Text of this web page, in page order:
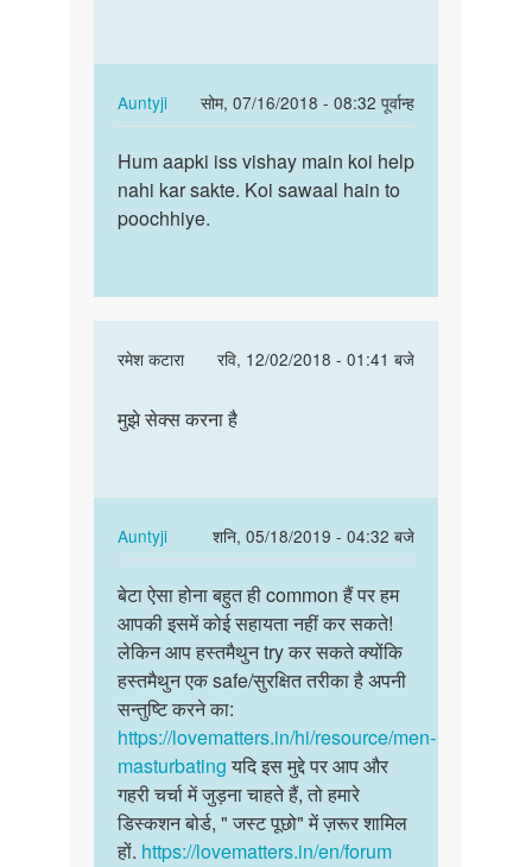
apki
kya
by
Auntyji
hu
my…
Auntyji
सोम, 07/16/2018 - 08:32 पूर्वान्ह
In
reply
to
Mein
job
hu
my…
by
sparrow
Hum
aapki
iss
Hum aapki iss vishay main koi help
nahi kar sakte. Koi sawaal hain to
poochhiye.
रमेश कटारा
रवि, 12/02/2018 - 01:41 बजे
In
to
Hum
apki
kya
by
Auntyji
मुझे
है
मुझे सेक्स करना है
Auntyji
शनि, 05/18/2019 - 04:32 बजे
In
reply
to
मुझे
सेक्स
करना
है
by
रमेश
कटारा
बेटा
ऐसा
होना
बहुत
ही
common…
बेटा ऐसा होना बहुत ही common हैं पर हम
आपकी इसमें कोई सहायता नहीं कर सकते!
लेकिन आप हस्तमैथुन try कर सकते क्योंकि
हस्तमैथुन एक safe/सुरक्षित तरीका है अपनी
सन्तुष्टि करने का:
https://lovematters.in/hi/resource/men-
masturbatingयदि इस मुद्दे पर आप और
गहरी चर्चा में जुड़ना चाहते हैं, तो हमारे
डिस्कशन बोर्ड, " जस्ट पूछो" में ज़रूर शामिल
हों. https://lovematters.in/en/forum